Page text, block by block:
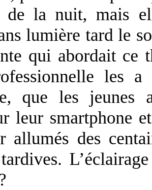
la nuit, mais
lumière tard le
qui abordait ce
les a
que les jeunes
leur smartphone
allumés des